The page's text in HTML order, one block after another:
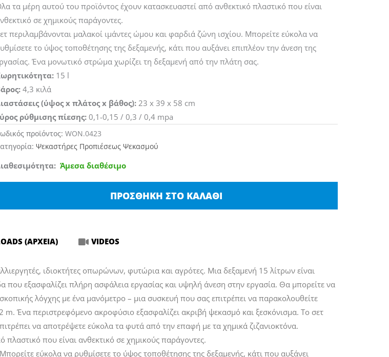
τα μέρη αυτού του προϊόντος έχουν κατασκευαστεί από ανθεκτικό πλαστικό που είναι
σε χημικούς παράγοντες.
περιλαμβάνονται μαλακοί ιμάντες ώμου και φαρδιά ζώνη ισχίου. Μπορείτε εύκολα να
το ύψος τοποθέτησης της δεξαμενής, κάτι που αυξάνει επιπλέον την άνεση της
Ένα μονωτικό στρώμα χωρίζει τη δεξαμενή από την πλάτη σας.
15 l
4,3 κιλά
(ύψος x πλάτος x βάθος): 23 x 39 x 58 cm
ρύθμισης πίεσης: 0,1-0,15 / 0,3 / 0,4 mpa
προϊόντος: WON.0423
Ψεκαστήρες Προπιέσεως Ψεκασμού
Άμεσα διαθέσιμο
ΠΡΟΣΘΉΚΗ ΣΤΟ ΚΑΛΆΘΙ
(ΑΡΧΕΙΑ) VIDEOS
ιδιοκτήτες οπωρώνων, φυτώρια και αγρότες. Μια δεξαμενή 15 λίτρων είναι
που εξασφαλίζει πλήρη ασφάλεια εργασίας και υψηλή άνεση στην εργασία. Θα μπορείτε να
λόγχης με ένα μανόμετρο – μια συσκευή που σας επιτρέπει να παρακολουθείτε
Ένα περιστρεφόμενο ακροφύσιο εξασφαλίζει ακριβή ψεκασμό και ξεσκόνισμα. Το σετ
να αποτρέψετε εύκολα τα φυτά από την επαφή με τα χημικά ζιζανιοκτόνα.
που είναι ανθεκτικό σε χημικούς παράγοντες.
εύκολα να ρυθμίσετε το ύψος τοποθέτησης της δεξαμενής, κάτι που αυξάνει